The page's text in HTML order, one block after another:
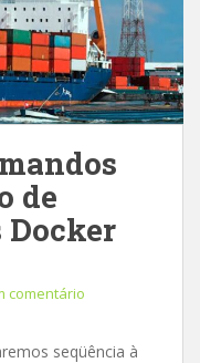
de
Docker
comentário
seqüência à